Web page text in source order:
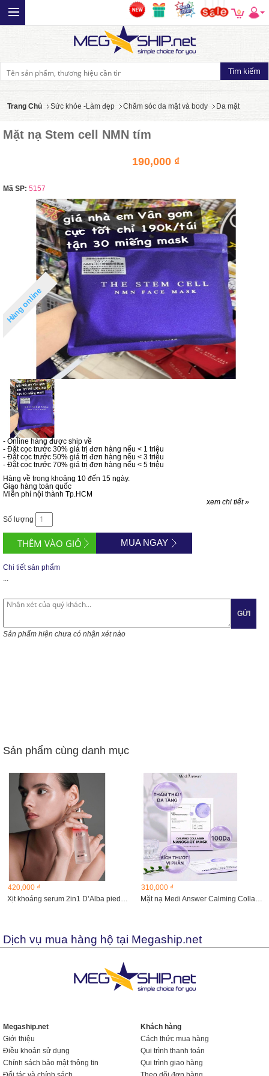
0
Trang Chủ Sức khỏe -Làm đẹp Chăm sóc da mặt và body Da mặt
Mặt nạ Stem cell NMN tím
190,000 ₫
Mã SP: 5157
Hàng online
- Online hàng được ship về
- Đặt cọc trước 30% giá trị đơn hàng nếu < 1 triệu
- Đặt cọc trước 50% giá trị đơn hàng nếu < 3 triệu
- Đặt cọc trước 70% giá trị đơn hàng nếu < 5 triệu
Hàng về trong khoảng 10 đến 15 ngày.
Giao hàng toàn quốc
Miễn phí nội thành Tp.HCM
xem chi tiết »
Số lượng
MUA NGAY
Chi tiết sản phẩm
...
GỬI
Sản phẩm hiện chưa có nhận xét nào
Sản phẩm cùng danh mục
420,000 ₫
Xịt khoáng serum 2in1 D’Alba piedmont Vital Spray Serum...
310,000 ₫
Mặt nạ Medi Answer Calming Collagen Mask (Tím) 5 miếng
Dịch vụ mua hàng hộ tại Megaship.net
Megaship.net
Giới thiệu
Điều khoản sử dụng
Chính sách bảo mật thông tin
Khách hàng
Cách thức mua hàng
Qui trình thanh toán
Qui trình giao hàng